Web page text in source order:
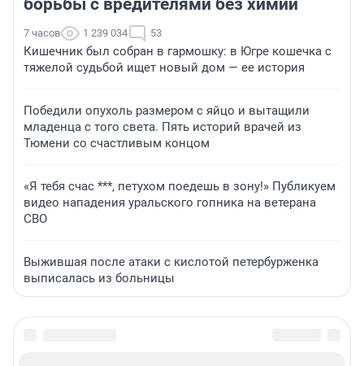
7 часов 1 239 034 53
Кишечник был собран в гармошку: в Югре кошечка с
тяжелой судьбой ищет новый дом — ее история
Победили опухоль размером с яйцо и вытащили
младенца с того света. Пять историй врачей из
Тюмени со счастливым концом
«Я тебя счас ***, петухом поедешь в зону!» Публикуем
видео нападения уральского гопника на ветерана
СВО
Выжившая после атаки с кислотой петербурженка
выписалась из больницы